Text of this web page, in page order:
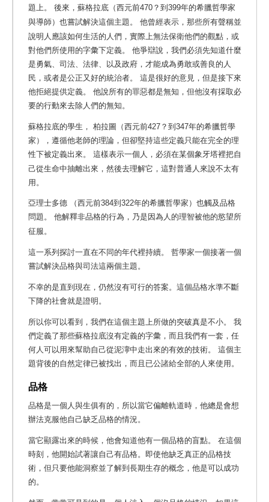
題上。 後來，蘇格拉底（西元前470？到399年的希臘哲學家
與導師）也嘗試解決這個主題。 他曾經表示，那些所有聲稱並
說明人應該如何生活的人們，實際上無法保衛他們的觀點，或
對他們所使用的字彙下定義。 他爭辯說，我們必須先知道什麼
是勇氣、司法、法律、以及政府，才能成為勇敢或善良的人
民，或者是公正又好的統治者。 這是很好的意見，但是接下來
他拒絕提供定義。 他說所有的罪惡都是無知，但他沒有採取必
要的行動來去除人們的無知。
蘇格拉底的學生， 柏拉圖（西元前427？到347年的希臘哲學
家），遵循他老師的理論，但卻堅持這些定義只能在完全的理
性下被定義出來。
這樣表示一個人，必須在某個象牙塔裡把自
己從生命中抽離出來，然後去理解它，這對普通人來說不太有
用。
亞理士多德 （西元前384到322年的希臘哲學家）也觸及品格
問題。
他解釋非品格的行為，乃是因為人的理智被他的慾望所
征服。
這一系列探討一直在不同的年代裡持續。 哲學家一個接著一個
嘗試解決品格與司法這兩個主題。
不幸的是直到現在，仍然沒有可行的答案。這個品格水準不斷
下降的社會就是證明。
所以你可以看到，我們在這個主題上所做的突破真是不小。 我
們定義了那些蘇格拉底沒有定義的字彙，而且我們有一套，任
何人可以用來幫助自己從泥濘中走出來的有效的技術。 這個主
題背後的自然定律已被找出，而且已公諸給全部的人來使用。
品格
品格是一個人與生俱有的，所以當它偏離軌道時，他總是會想
辦法克服他自己缺乏品格的情況。
當它顯露出來的時候，他會知道他有一個品格的盲點。 在這個
時刻，他開始試著讓自己有品格。即使他缺乏真正的品格技
術，但只要他能洞察並了解到長期生存的概念，他是可以成功
的。